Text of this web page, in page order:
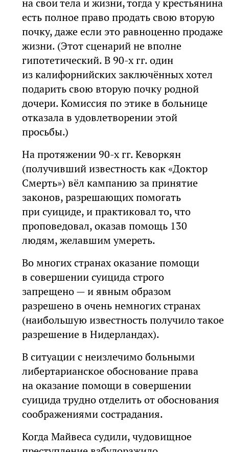
на свои тела и жизни, тогда у крестьянина
есть полное право продать свою вторую
почку, даже если это равноценно продаже
жизни. (Этот сценарий не вполне
гипотетический. В 90-х гг. один
из калифорнийских заключённых хотел
подарить свою вторую почку родной
дочери. Комиссия по этике в больнице
отказала в удовлетворении этой
просьбы.)
На протяжении 90-х гг. Кеворкян
(получивший известность как «Доктор
Смерть») вёл кампанию за принятие
законов, разрешающих помогать
при суициде, и практиковал то, что
проповедовал, оказав помощь 130
людям, желавшим умереть.
Во многих странах оказание помощи
в совершении суицида строго
запрещено — и явным образом
разрешено в очень немногих странах
(наибольшую известность получило такое
разрешение в Нидерландах).
В ситуации с неизлечимо больными
либертарианское обоснование права
на оказание помощи в совершении
суицида трудно отделить от обоснования
соображениями сострадания.
Когда Майвеса судили, чудовищное